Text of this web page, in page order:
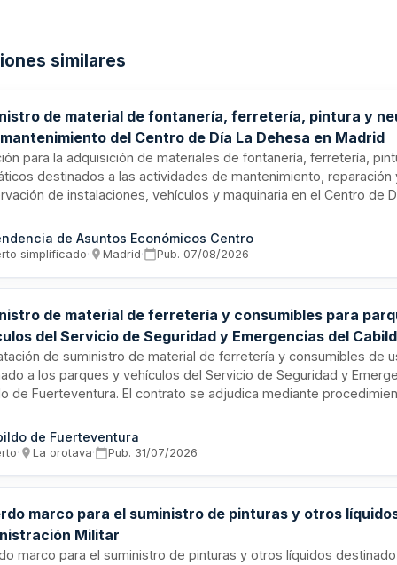
similares
de material de fontanería, ferretería, pintura y
del Centro de Día La Dehesa en Madrid
para la adquisición de materiales de fontanería, ferretería,
destinados a las actividades de mantenimiento, reparación
de instalaciones, vehículos y maquinaria en el Centro de
urgentes en menos de una hora para casos de
normales en menos de cuarenta y ocho horas. Los materiales
de Asuntos Económicos Centro
simplificado· Madrid· Pub. 07/08/2026
de material de ferretería y consumibles para
del Servicio de Seguridad y Emergencias del
de suministro de material de ferretería y consumibles de
a los parques y vehículos del Servicio de Seguridad y
de Fuerteventura. El contrato se adjudica mediante
se encuentran recogidas en la Resolución número
Delegada de Industria, Actividades Clasificadas,
de pedidos a demanda.
de Fuerteventura
· La orotava· Pub. 31/07/2026
marco para el suministro de pinturas y otros
Militar
marco para el suministro de pinturas y otros líquidos